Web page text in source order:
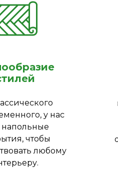
у нас
напольные
чтобы
любому